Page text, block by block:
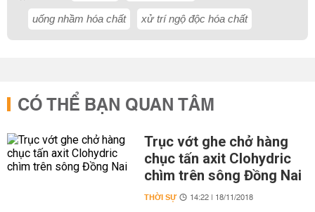
uống nhầm hóa chất xử trí ngộ độc hóa chất
CÓ THỂ BẠN QUAN TÂM
Trục vớt ghe chở hàng
chục tấn axit Clohydric
chìm trên sông Đồng Nai
THỜI SỰ 14:22 | 18/11/2018